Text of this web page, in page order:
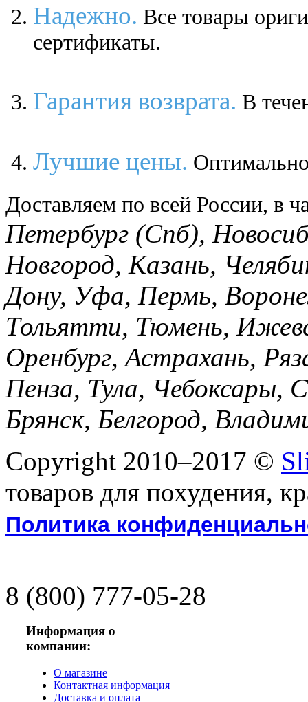
Надежно. Все товары
сертификаты.
Гарантия возврата. В
Лучшие цены.
Доставляем по всей России, в
Петербург (Спб),
Новгород, Казань,
Дону, Уфа, Пермь,
Тольятти, Тюмень,
Оренбург, Астрахань,
Пенза, Тула, Чебоксары,
Брянск, Белгород,
Copyright 2010–2017 ©
товаров для похудения,
Политика
8 (800) 777-05-28
Информация о
компании:
О магазине
Контактная информация
Доставка и оплата